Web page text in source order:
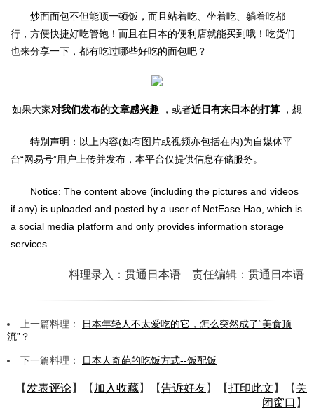
炒面面包不但能顶一顿饭，而且站着吃、坐着吃、躺着吃都
行，方便快捷好吃管饱！而且在日本的便利店就能买到哦！吃货们
也来分享一下，都有吃过哪些好吃的面包吧？
如果大家对我们发布的文章感兴趣 ，或者近日有来日本的打算 ，想
特别声明：以上内容(如有图片或视频亦包括在内)为自媒体平
台“网易号”用户上传并发布，本平台仅提供信息存储服务。
Notice: The content above (including the pictures and videos
if any) is uploaded and posted by a user of NetEase Hao, which is
a social media platform and only provides information storage
services.
料理录入：贯通日本语 责任编辑：贯通日本语
上一篇料理：
日本年轻人不太爱吃的它，怎么突然成了“美食顶
流”？
下一篇料理： 日本人奇葩的吃饭方式--饭配饭
【 发表评论】【 加入收藏】【告诉好友】【打印此文 】【 关
闭窗口 】